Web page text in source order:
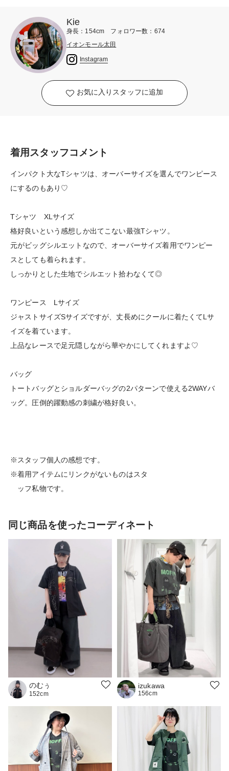
Kie
身長：154cm フォロワー数：674
イオンモール太田
Instagram
お気に入りスタッフに追加
着用スタッフコメント
インパクト大なTシャツは、オーバーサイズを選んでワンピース
にするのもあり♡
Tシャツ XLサイズ
格好良いという感想しか出てこない最強Tシャツ。
元がビッグシルエットなので、オーバーサイズ着用でワンピー
スとしても着られます。
しっかりとした生地でシルエット拾わなくて◎
ワンピース Lサイズ
ジャストサイズSサイズですが、丈長めにクールに着たくてLサ
イズを着ています。
上品なレースで足元隠しながら華やかにしてくれますよ♡
バッグ
トートバッグとショルダーバッグの2パターンで使える2WAYバ
ッグ。圧倒的躍動感の刺繍が格好良い。
※スタッフ個人の感想です。
※着用アイテムにリンクがないものはスタ
ッフ私物です。
同じ商品を使ったコーディネート
のむぅ
152cm
izukawa
156cm